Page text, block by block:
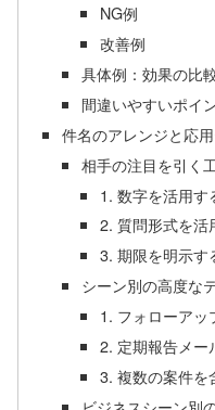
NG例
改善例
具体例：効果の比
間違いやすいポイ
件名のアレンジと応
相手の注目を引く
1. 数字を活用す
2. 質問形式を活
3. 期限を明示す
シーン別の高度な
1. フォローアッ
2. 定期報告メー
3. 複数の案件を